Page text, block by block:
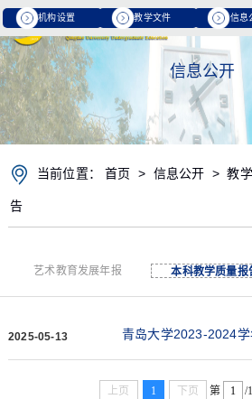
机构设置 教学文件 信息
信息公开
当前位置：首页 > 信息公开 >教
告
艺术教育发展年报 本科教学质量报
2025-05-13 青岛大学2023-2024
上页 1 下页 第 /